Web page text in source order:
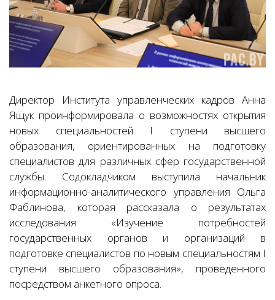
Директор Института управленческих кадров Анна
Ящук проинформировала о возможностях открытия
новых специальностей I ступени высшего
образования, ориентированных на подготовку
специалистов для различных сфер государственной
службы. Содокладчиком выступила начальник
информационно-аналитического управления Ольга
Фаблинова, которая рассказала о результатах
исследования «Изучение потребностей
государственных органов и организаций в
подготовке специалистов по новым специальностям I
ступени высшего образования», проведенного
посредством анкетного опроса.